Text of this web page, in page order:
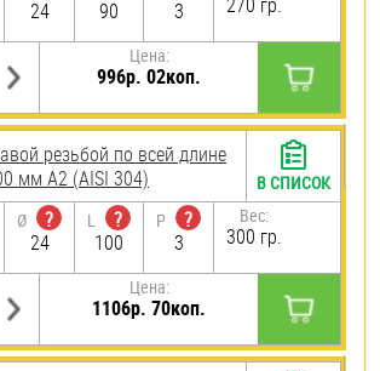
24
90
3
Цена:
996р. 02коп.
резьбой по всей длине
мм А2 (AISI 304)
Ø
?
24
L
?
100
P
?
3
Вес:
300 гр.
Цена:
1106р. 70коп.
В СПИСОК